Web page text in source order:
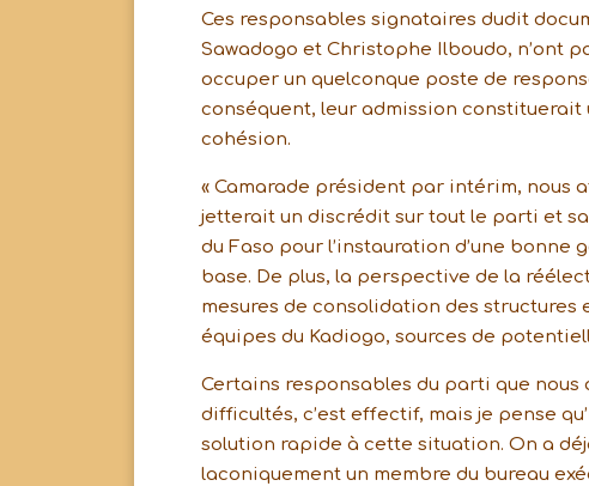
Ces responsables signataires dudit
Sawadogo et Christophe Ilboudo, n’ont
occuper un quelconque poste de
conséquent, leur admission
cohésion.
« Camarade président par intérim, nous
jetterait un discrédit sur tout le parti et
du Faso pour l’instauration d’une
base. De plus, la perspective de la
mesures de consolidation des structures
équipes du Kadiogo, sources de
Certains responsables du parti que nous
difficultés, c’est effectif, mais je pense
solution rapide à cette situation. On a
laconiquement un membre du bureau